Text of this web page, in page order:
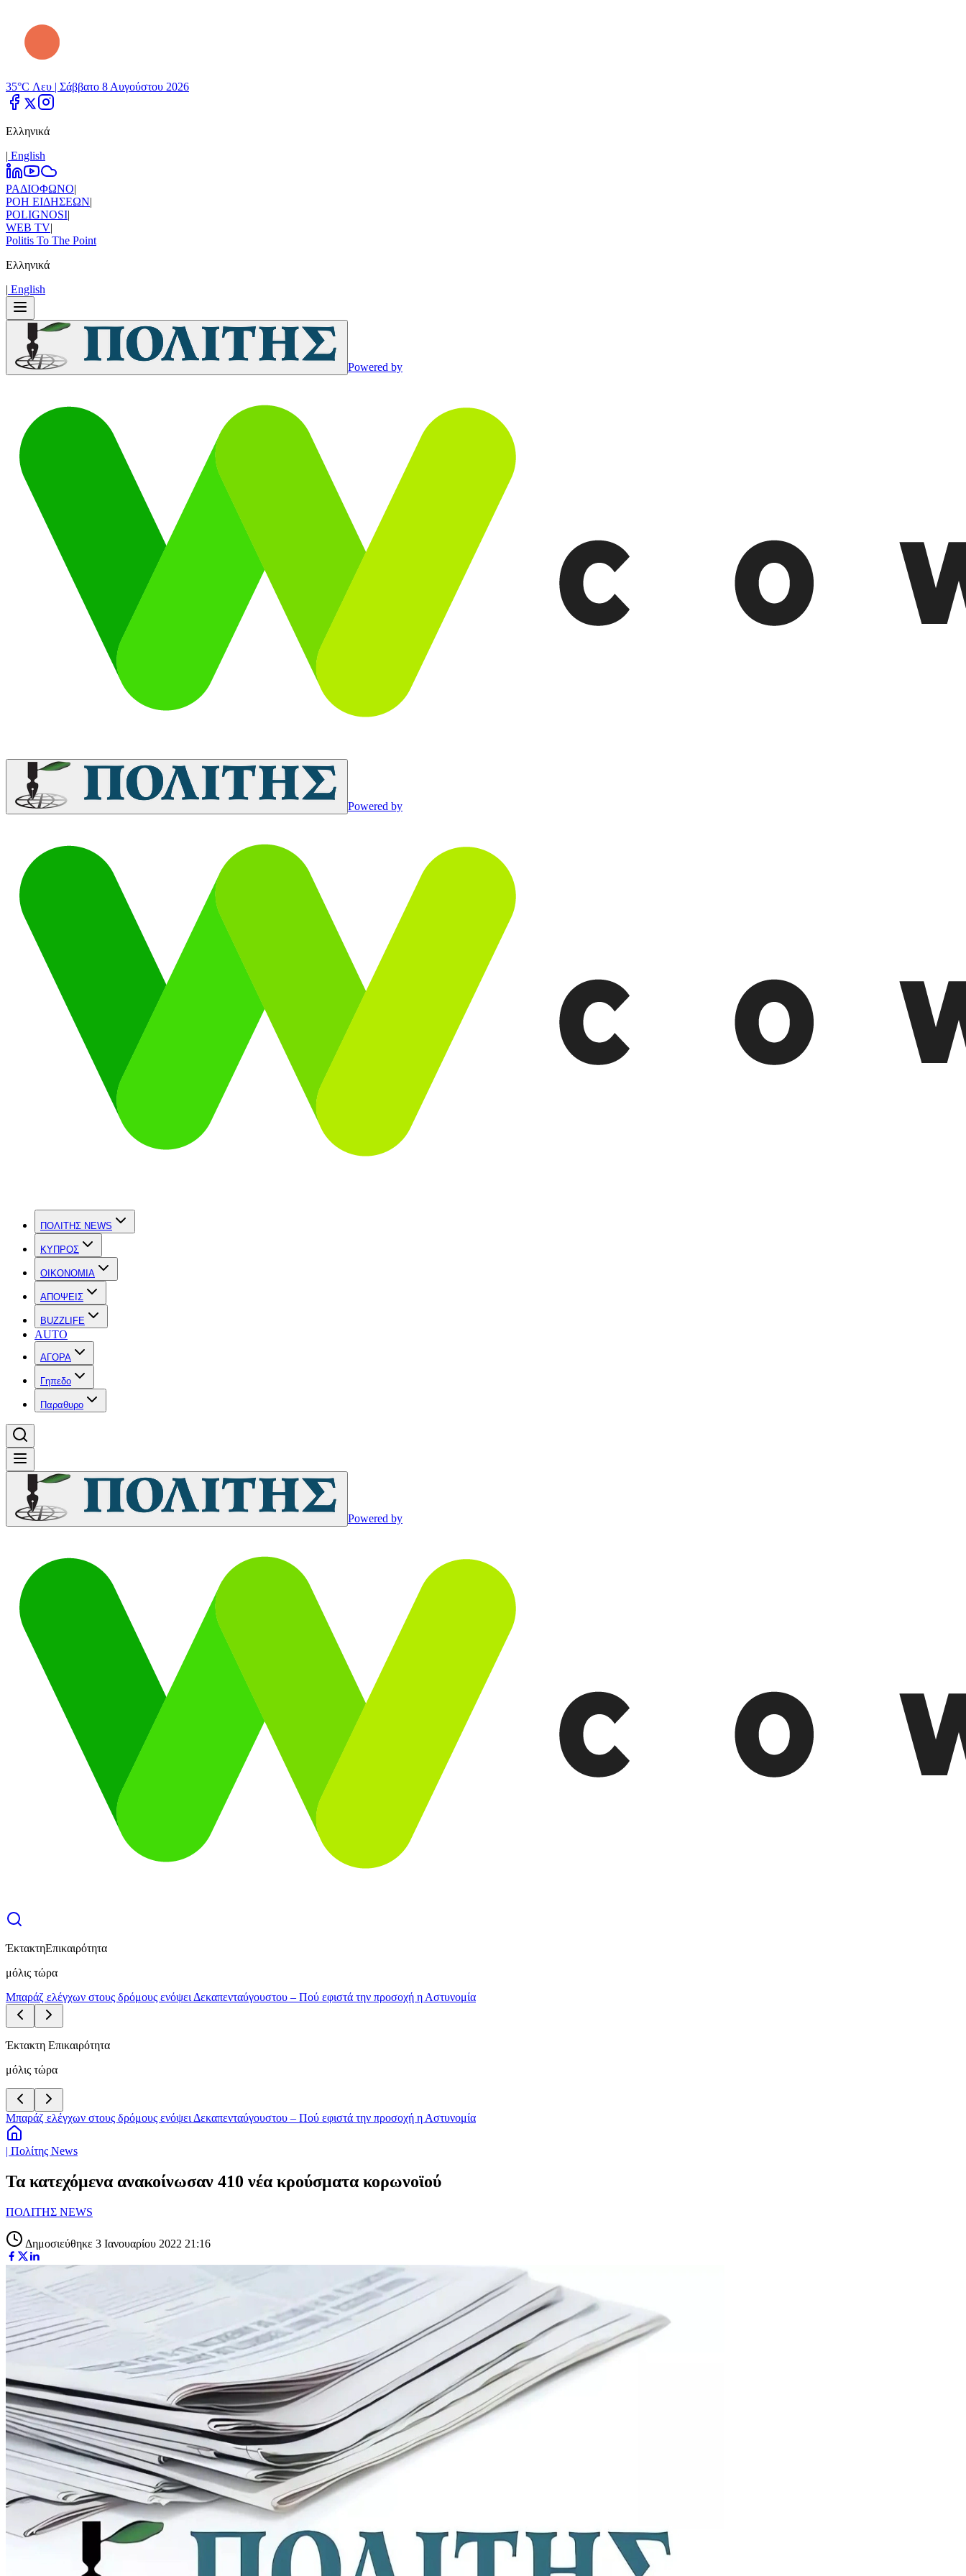
35°C Λευ | Σάββατο 8 Αυγούστου 2026
Ελληνικά
| Εnglish
ΡΑΔΙΟΦΩΝΟ|
ΡΟΗ ΕΙΔΗΣΕΩΝ|
POLIGNOSI|
WEB TV|
Politis To The Point
Ελληνικά
| Εnglish
Powered by
Powered by
ΠΟΛΙΤΗΣ NEWS
ΚΥΠΡΟΣ
OIKONOMIA
ΑΠΟΨΕΙΣ
BUZZLIFE
AUTO
ΑΓΟΡΑ
Γηπεδο
Παραθυρο
Powered by
ΈκτακτηΕπικαιρότητα
μόλις τώρα
Μπαράζ ελέγχων στους δρόμους ενόψει Δεκαπενταύγουστου – Πού εφιστά την προσοχή η Αστυνομία
Έκτακτη Επικαιρότητα
μόλις τώρα
Μπαράζ ελέγχων στους δρόμους ενόψει Δεκαπενταύγουστου – Πού εφιστά την προσοχή η Αστυνομία
| Πολίτης News
Τα κατεχόμενα ανακοίνωσαν 410 νέα κρούσματα κορωνοϊού
ΠΟΛΙΤΗΣ NEWS
Δημοσιεύθηκε 3 Ιανουαρίου 2022 21:16